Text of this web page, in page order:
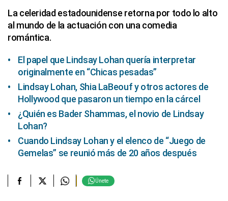
La celeridad estadounidense retorna por todo lo alto
al mundo de la actuación con una comedia
romántica.
El papel que Lindsay Lohan quería interpretar
originalmente en “Chicas pesadas”
Lindsay Lohan, Shia LaBeouf y otros actores de
Hollywood que pasaron un tiempo en la cárcel
¿Quién es Bader Shammas, el novio de Lindsay
Lohan?
Cuando Lindsay Lohan y el elenco de “Juego de
Gemelas” se reunió más de 20 años después
Únete